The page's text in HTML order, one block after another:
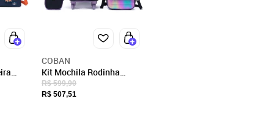
COBAN
Kit Mochila Rodinha
Estojo Lancheira Térmica
Juvenil Resistente
R$ 599,90
R$ 507,51